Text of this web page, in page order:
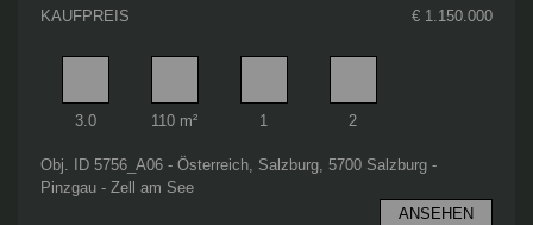
KAUFPREIS € 1.150.000
Zimmer
3.0
Wohnfläche
110 m²
Badezimmer
1
Schlafzimmer
2
Obj. ID 5756_A06 - Österreich, Salzburg, 5700 Salzburg -
Pinzgau - Zell am See
ANSEHEN